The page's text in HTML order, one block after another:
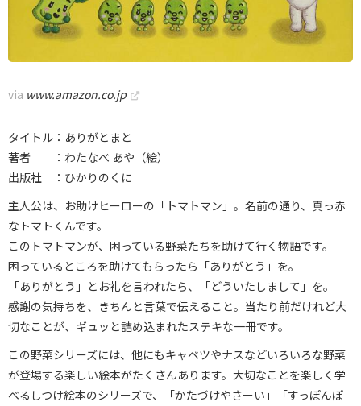
via www.amazon.co.jp
タイトル：ありがとまと
著者 ：わたなべ あや（絵）
出版社 ：ひかりのくに
主人公は、お助けヒーローの「トマトマン」。名前の通り、真っ赤
なトマトくんです。
このトマトマンが、困っている野菜たちを助けて行く物語です。
困っているところを助けてもらったら「ありがとう」を。
「ありがとう」とお礼を言われたら、「どういたしまして」を。
感謝の気持ちを、きちんと言葉で伝えること。当たり前だけれど大
切なことが、ギュッと詰め込まれたステキな一冊です。
この野菜シリーズには、他にもキャベツやナスなどいろいろな野菜
が登場する楽しい絵本がたくさんあります。大切なことを楽しく学
べるしつけ絵本のシリーズで、「かたづけやさーい」「すっぽんぽ